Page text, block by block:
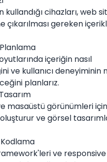
kullandığı cihazları, web
çıkarılması gereken
içeriğin nasıl
ve kullanıcı deneyiminin
planlarız.
masaüstü görünümleri için
ve görsel
ve